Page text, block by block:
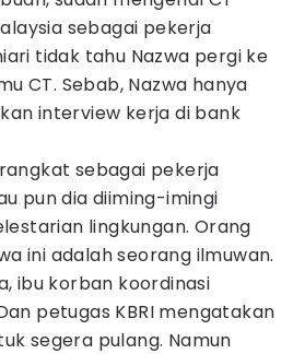
sebagai pekerja
tidak tahu Nazwa pergi ke
CT. Sebab, Nazwa hanya
interview kerja di bank
sebagai pekerja
pun dia diiming-imingi
lingkungan. Orang
ini adalah seorang ilmuwan.
ibu korban koordinasi
petugas KBRI mengatakan
segera pulang. Namun